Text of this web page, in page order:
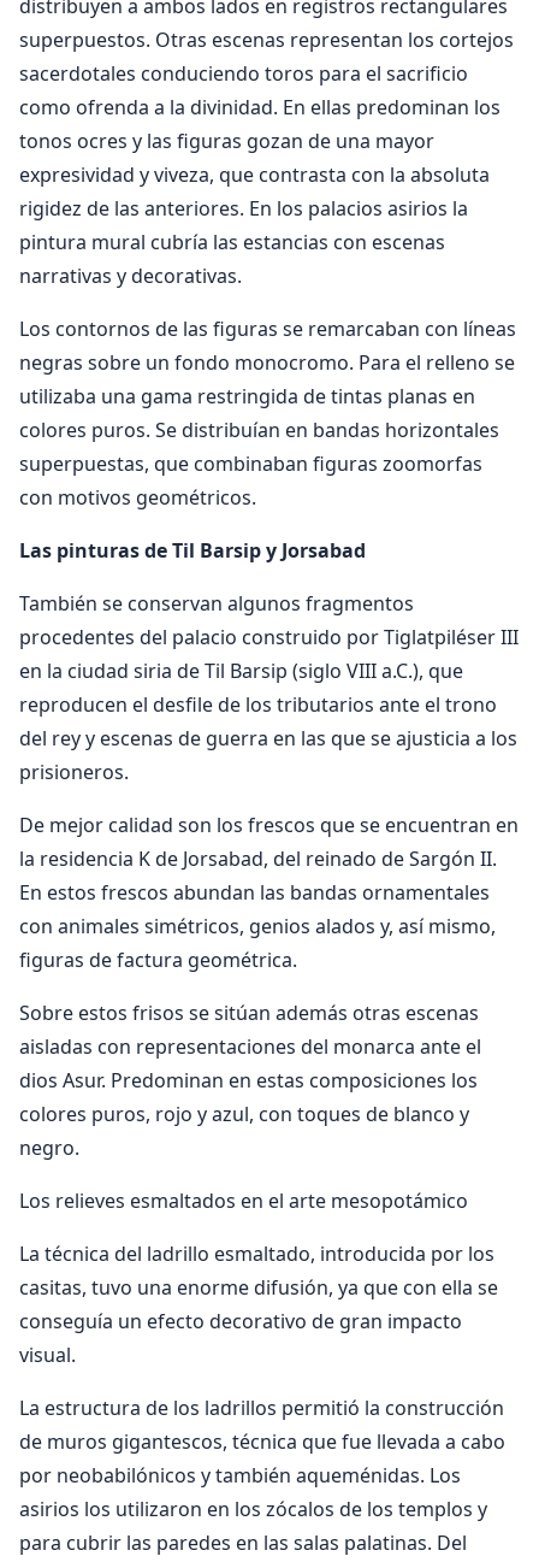
distribuyen a ambos lados en registros rectangulares
superpuestos. Otras escenas representan los cortejos
sacerdotales conduciendo toros para el sacrificio
como ofrenda a la divinidad. En ellas predominan los
tonos ocres y las figuras gozan de una mayor
expresividad y viveza, que contrasta con la absoluta
rigidez de las anteriores. En los palacios asirios la
pintura mural cubría las estancias con escenas
narrativas y decorativas.
Los contornos de las figuras se remarcaban con líneas
negras sobre un fondo monocromo. Para el relleno se
utilizaba una gama restringida de tintas planas en
colores puros. Se distribuían en bandas horizontales
superpuestas, que combinaban figuras zoomorfas
con motivos geométricos.
Las pinturas de Til Barsip y Jorsabad
También se conservan algunos fragmentos
procedentes del palacio construido por Tiglatpiléser III
en la ciudad siria de Til Barsip (siglo VIII a.C.), que
reproducen el desfile de los tributarios ante el trono
del rey y escenas de guerra en las que se ajusticia a los
prisioneros.
De mejor calidad son los frescos que se encuentran en
la residencia K de Jorsabad, del reinado de Sargón II.
En estos frescos abundan las bandas ornamentales
con animales simétricos, genios alados y, así mismo,
figuras de factura geométrica.
Sobre estos frisos se sitúan además otras escenas
aisladas con representaciones del monarca ante el
dios Asur. Predominan en estas composiciones los
colores puros, rojo y azul, con toques de blanco y
negro.
Los relieves esmaltados en el arte mesopotámico
La técnica del ladrillo esmaltado, introducida por los
casitas, tuvo una enorme difusión, ya que con ella se
conseguía un efecto decorativo de gran impacto
visual.
La estructura de los ladrillos permitió la construcción
de muros gigantescos, técnica que fue llevada a cabo
por neobabilónicos y también aqueménidas. Los
asirios los utilizaron en los zócalos de los templos y
para cubrir las paredes en las salas palatinas. Del